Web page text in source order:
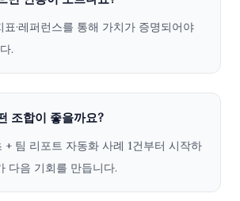
표·레퍼런스를 통해 가치가 증명되어야
.
조합이 좋을까요?
+ 팀 리포트 자동화 사례 1건부터 시작하
다음 기회를 만듭니다.